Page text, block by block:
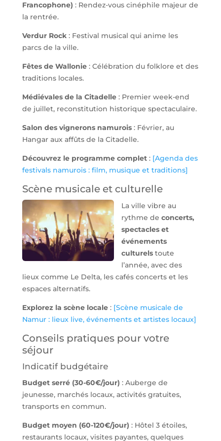
Francophone) : Rendez-vous cinéphile majeur de
la rentrée.
Verdur Rock: Festival musical qui anime les
parcs de la ville.
Fêtes de Wallonie: Célébration du folklore et des
traditions locales.
Médiévales de la Citadelle: Premier week-end
de juillet, reconstitution historique spectaculaire.
Salon des vignerons namurois: Février, au
Hangar aux affûts de la Citadelle.
Découvrez le programme complet: [Agenda des
festivals namurois : film, musique et traditions]
Scène musicale et culturelle
La ville vibre au
rythme de concerts,
spectacles et
événements
culturelstoute
l’année, avec des
lieux comme Le Delta, les cafés concerts et les
espaces alternatifs.
Explorez la scène locale: [Scène musicale de
Namur : lieux live, événements et artistes locaux]
Conseils pratiques pour votre
séjour
Indicatif budgétaire
Budget serré (30-60€/jour) : Auberge de
jeunesse, marchés locaux, activités gratuites,
transports en commun.
Budget moyen (60-120€/jour) : Hôtel 3 étoiles,
restaurants locaux, visites payantes, quelques